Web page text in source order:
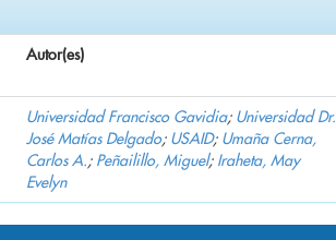
Autor(es)
Universidad Francisco Gavidia; Universidad Dr.
José Matías Delgado; USAID; Umaña Cerna,
Carlos A.; Peñailillo, Miguel; Iraheta, May
Evelyn